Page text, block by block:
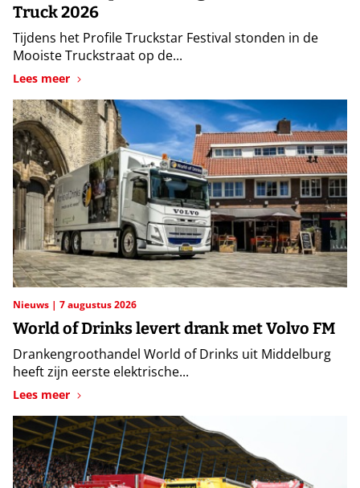
Truck 2026
Tijdens het Profile Truckstar Festival stonden in de
Mooiste Truckstraat op de...
Lees meer
Nieuws 7 augustus 2026
World of Drinks levert drank met Volvo FM
Drankengroothandel World of Drinks uit Middelburg
heeft zijn eerste elektrische...
Lees meer